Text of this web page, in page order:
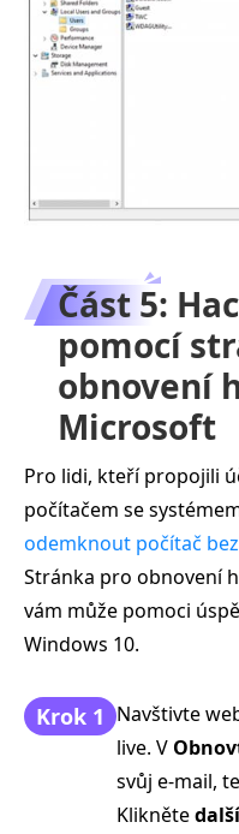
Část 5:
pomocí
obnovení
Microsoft
Pro lidi, kteří propojili
počítačem se
odemknout počítač
Stránka pro obnovení
vám může pomoci
Windows 10.
Krok 1 Navštivte
live. V
svůj e-mail,
Kliknětedalší